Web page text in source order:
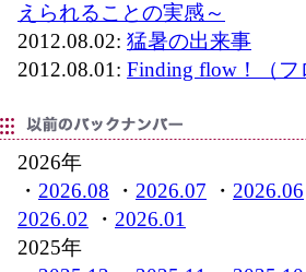
えられることの実感～
2012.08.02: 猛暑の出来事
2012.08.01: Finding flow！（
2026年
・ 2026.08 ・ 2026.07 ・ 2026.06
2026.02 ・ 2026.01
2025年